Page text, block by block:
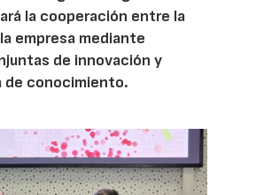
la cooperación entre la
empresa mediante
de innovación y
conocimiento.